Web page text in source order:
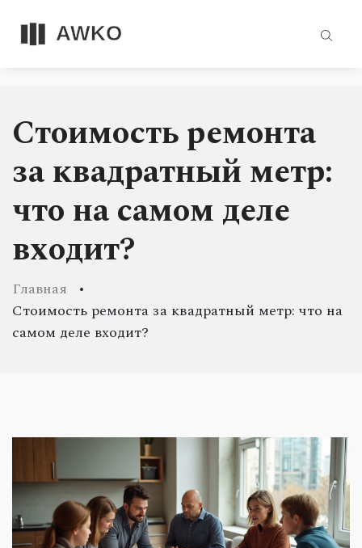
Стоимость ремонта
за квадратный метр:
что на самом деле
входит?
Главная
Стоимость ремонта за квадратный метр: что на
самом деле входит?